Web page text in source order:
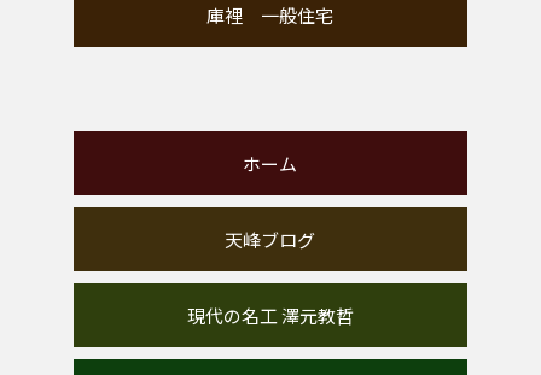
庫裡 一般住宅
ホーム
天峰ブログ
現代の名工 澤元教哲